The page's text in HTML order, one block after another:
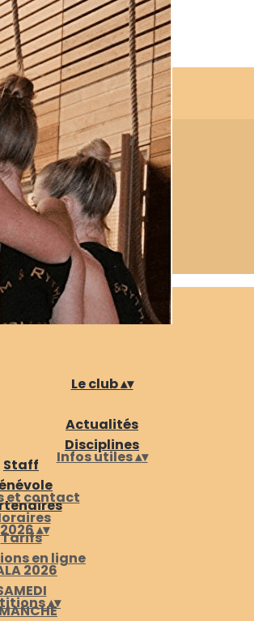
Le club▴▾
Actualités
Disciplines
Staff
Infos utiles▴▾
et contact
Tarifs
en ligne
2026▴▾
2026
▴▾